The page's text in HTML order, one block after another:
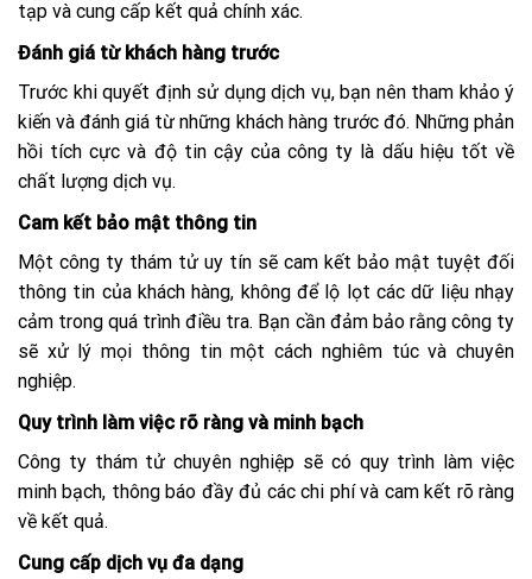
tạp và cung cấp kết quả chính xác.
Đánh giá từ khách hàng trước
Trước khi quyết định sử dụng dịch vụ, bạn nên tham khảo ý
kiến và đánh giá từ những khách hàng trước đó. Những phản
hồi tích cực và độ tin cậy của công ty là dấu hiệu tốt về
chất lượng dịch vụ.
Cam kết bảo mật thông tin
Một công ty thám tử uy tín sẽ cam kết bảo mật tuyệt đối
thông tin của khách hàng, không để lộ lọt các dữ liệu nhạy
cảm trong quá trình điều tra. Bạn cần đảm bảo rằng công ty
sẽ xử lý mọi thông tin một cách nghiêm túc và chuyên
nghiệp.
Quy trình làm việc rõ ràng và minh bạch
Công ty thám tử chuyên nghiệp sẽ có quy trình làm việc
minh bạch, thông báo đầy đủ các chi phí và cam kết rõ ràng
về kết quả.
Cung cấp dịch vụ đa dạng